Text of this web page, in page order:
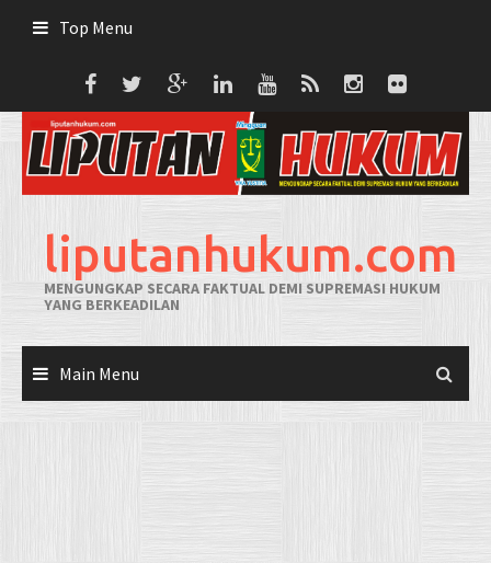
Top Menu
liputanhukum.com
MENGUNGKAP SECARA FAKTUAL DEMI SUPREMASI HUKUM
YANG BERKEADILAN
Main Menu